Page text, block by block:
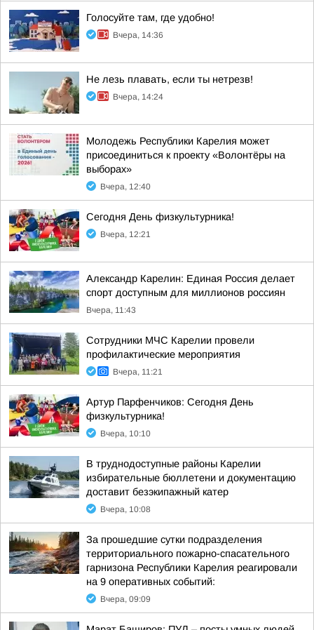
Голосуйте там, где удобно!
Вчера, 14:36
Не лезь плавать, если ты нетрезв!
Вчера, 14:24
Молодежь Республики Карелия может
присоединиться к проекту «Волонтёры на
выборах»
Вчера, 12:40
Сегодня День физкультурника!
Вчера, 12:21
Александр Карелин: Единая Россия делает
спорт доступным для миллионов россиян
Вчера, 11:43
Сотрудники МЧС Карелии провели
профилактические мероприятия
Вчера, 11:21
Артур Парфенчиков: Сегодня День
физкультурника!
Вчера, 10:10
В труднодоступные районы Карелии
избирательные бюллетени и документацию
доставит безэкипажный катер
Вчера, 10:08
За прошедшие сутки подразделения
территориального пожарно-спасательного
гарнизона Республики Карелия реагировали
на 9 оперативных событий:
Вчера, 09:09